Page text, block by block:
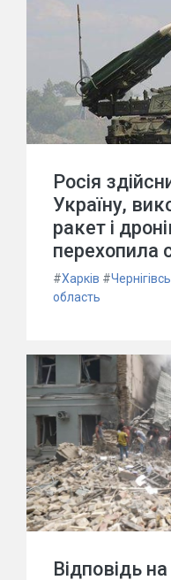
Росія
Україну,
ракет і
перехопила
#Харків #
область
Відповідь